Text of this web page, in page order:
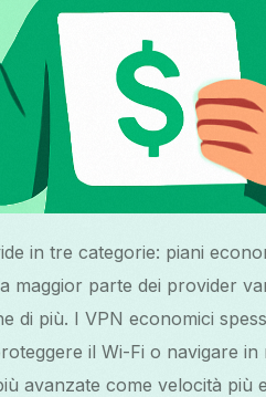
in tre categorie: piani
maggior parte dei provider
di più. I VPN economici
il Wi-Fi o navigare
avanzate come velocità più